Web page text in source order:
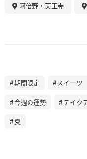
阿倍野・天王寺
期間限定 スイーツ
今週の運勢 テイク
夏